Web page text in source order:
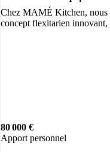
Chez MAMÉ Kitchen, nous
concept flexitarien
80 000 €
Apport personnel